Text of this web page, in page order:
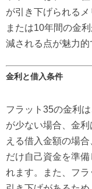
が引き下げられる
または10年間の金
減される点が魅力的
金利と借入条件
フラット35の金利
が少ない場合、金
える借入金額の場
だけ自己資金を準
れます。また、フ